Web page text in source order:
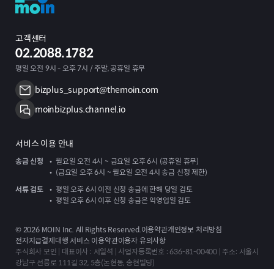
고객센터
02.2088.1782
평일 오전 9시 - 오후 7시 / 주말, 공휴일 휴무
bizplus_support@themoin.com
moinbizplus.channel.io
서비스 이용 안내
송금 신청
월요일 오전 4시 ~ 금요일 오후 6시 (공휴일 휴무)
(금요일 오후 6시 ~ 월요일 오전 4시 송금 신청 제한)
서류 검토
평일 오후 6시 이전 신청 송금에 한해 당일 검토
평일 오후 6시 이후 신청 송금은 익영업일 검토
© 2026MOIN Inc. All Rights Reserved.이용약관개인정보 처리방침
전자지급결제대행 서비스 이용약관이용자 유의사항
주식회사 모인 | 대표이사 : 서일석 | 사업자등록번호 : 636-81-00400 | 주소: 서울시
강남구 선릉로 111길 32, 5층(논현동, 송현빌딩)